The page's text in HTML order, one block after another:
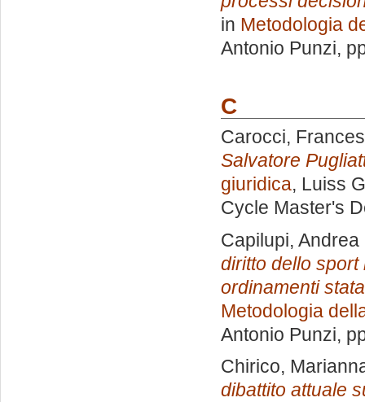
in Metodologia
Antonio Punzi,
C
Carocci,
Salvatore
giuridica, Luiss
Cycle Master's
Capilupi, Andrea
diritto dello sport
ordinamenti
Metodologia
Antonio Punzi,
Chirico,
dibattito attuale